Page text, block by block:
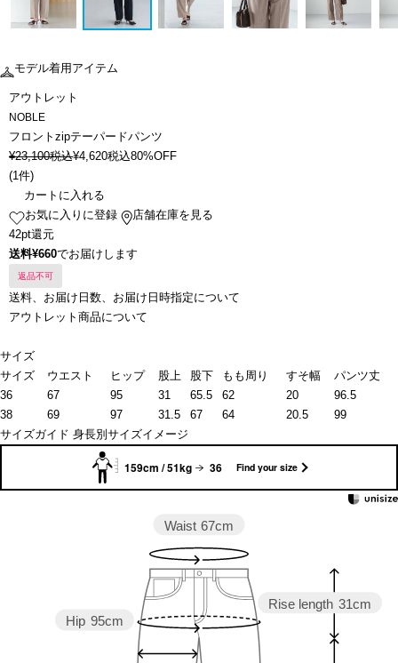
モデル着用アイテム
アウトレット
NOBLE
フロントzipテーパードパンツ
¥23,100税込¥4,620税込80%OFF
(1件)
カートに入れる
お気に入りに登録
店舗在庫を見る
42pt還元
送料¥660でお届けします
返品不可
送料、お届け日数、お届け日時指定について
アウトレット商品について
サイズ
サイズ
ウエスト ヒップ 股上 股下 もも周り すそ幅
パンツ丈
36
67 95 31 65.5 62 20
96.5
38
69 97 31.5 67 64 20.5
99
サイズガイド 身長別サイズイメージ
159cm / 51kg 36 Find your size
Rise length 31cm
Hip 95cm
Waist 67cm